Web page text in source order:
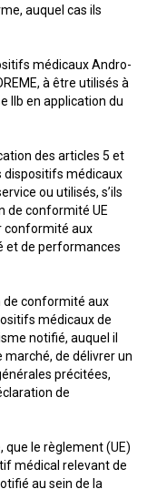
auquel cas ils
médicaux Andro-
à être utilisés à
IIb en application du
des articles 5 et
dispositifs médicaux
ou utilisés, s’ils
de conformité UE
conformité aux
et de performances
de conformité aux
médicaux de
notifié, auquel il
de délivrer un
précitées,
de
que le règlement (UE)
médical relevant de
au sein de la